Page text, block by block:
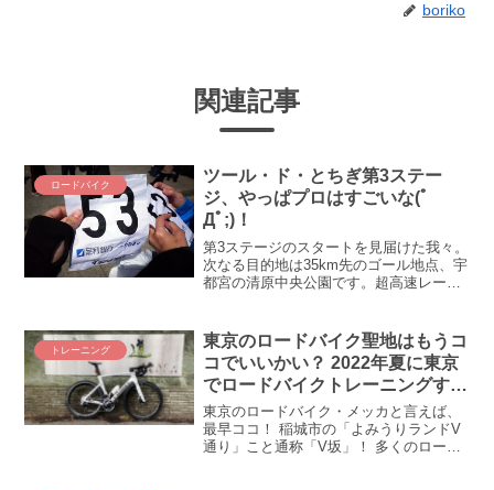
boriko
関連記事
ロードバイク
ツール・ド・とちぎ第3ステー
ジ、やっぱプロはすごいな(ﾟ
Дﾟ;)！
第3ステージのスタートを見届けた我々。
次なる目的地は35km先のゴール地点、宇
都宮の清原中央公園です。超高速レース
か！？ 俺たちのツール・ド・とちぎが幕
を開けました！...
トレーニング
東京のロードバイク聖地はもうコ
コでいいかい？ 2022年夏に東京
でロードバイクトレーニングする
ならV坂はどうでしょう？
東京のロードバイク・メッカと言えば、
最早ココ！ 稲城市の「よみうりランドV
通り」こと通称「V坂」！ 多くのロード